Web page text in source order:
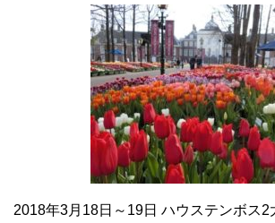
2018年3月18日～19日 ハウステンボス2